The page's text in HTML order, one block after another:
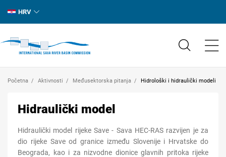
HRV
Početna Aktivnosti Međusektorska pitanja Hidrološki i hidraulički modeli
Hidraulički model
Hidraulički model rijeke Save - Sava HEC-RAS razvijen je za
dio rijeke Save od granice između Slovenije i Hrvatske do
Beograda, kao i za nizvodne dionice glavnih pritoka rijeke